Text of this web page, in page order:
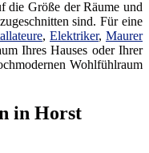
die Größe der Räume und
sind. Für eine
, Elektriker, Maurer
Ihres Hauses oder Ihrer
Wohlfühlraum
in Horst